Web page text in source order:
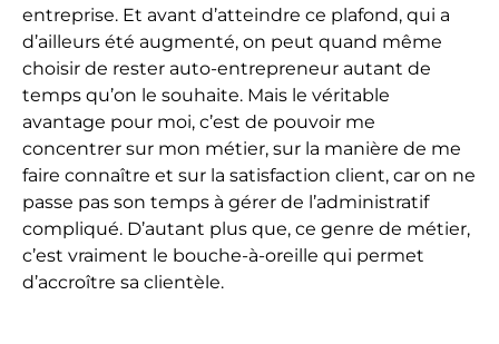
entreprise. Et avant d’atteindre ce plafond, qui a
d’ailleurs été augmenté, on peut quand même
choisir de rester auto-entrepreneur autant de
temps qu’on le souhaite. Mais le véritable
avantage pour moi, c’est de pouvoir me
concentrer sur mon métier, sur la manière de me
faire connaître et sur la satisfaction client, car on ne
passe pas son temps à gérer de l’administratif
compliqué. D’autant plus que, ce genre de métier,
c’est vraiment le bouche-à-oreille qui permet
d’accroître sa clientèle.